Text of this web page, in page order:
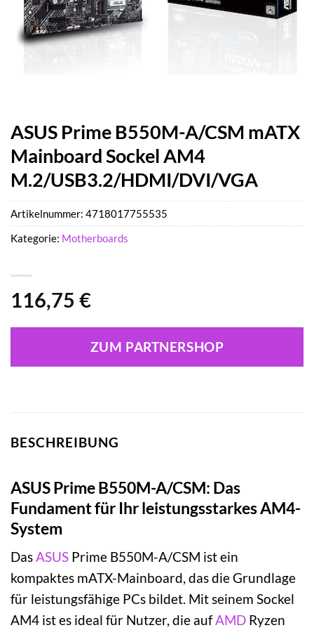
ASUS Prime B550M-A/CSM mATX
Mainboard Sockel AM4
M.2/USB3.2/HDMI/DVI/VGA
116,75 €
ZUM PARTNERSHOP
Artikelnummer: 4718017755535
Kategorie: Motherboards
BESCHREIBUNG
ASUS Prime B550M-A/CSM: Das
Fundament für Ihr leistungsstarkes AM4-
System
DasASUS Prime B550M-A/CSM ist ein
kompaktes mATX-Mainboard, das die Grundlage
für leistungsfähige PCs bildet. Mit seinem Sockel
AM4 ist es ideal für Nutzer, die aufAMD Ryzen